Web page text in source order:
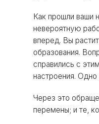
Как прошли ваши
невероятную
вперед. Вы
образования.
справились с
настроения.
Через это
перемены; и те,